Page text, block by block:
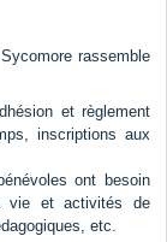
rassemble
et règlement
inscriptions aux
ont besoin
vie et activités de
etc.